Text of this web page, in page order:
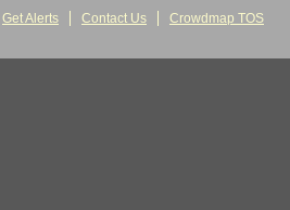
Get Alerts Contact Us Crowdmap TOS